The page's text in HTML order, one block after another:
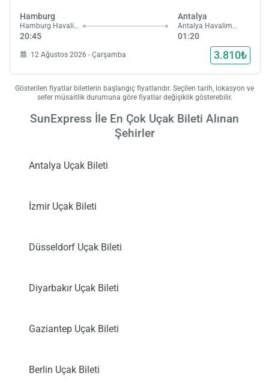
Hamburg
Hamburg Havalimanı
20:45
Antalya
Antalya Havalimanı
01:20
12 Ağustos 2026 - Çarşamba 3.810₺
Gösterilen fiyatlar biletlerin başlangıç fiyatlarıdır. Seçilen tarih, lokasyon ve
sefer müsaitlik durumuna göre fiyatlar değişiklik gösterebilir.
SunExpress İle En Çok Uçak Bileti Alınan
Şehirler
Antalya Uçak Bileti
İzmir Uçak Bileti
Düsseldorf Uçak Bileti
Diyarbakır Uçak Bileti
Gaziantep Uçak Bileti
Berlin Uçak Bileti